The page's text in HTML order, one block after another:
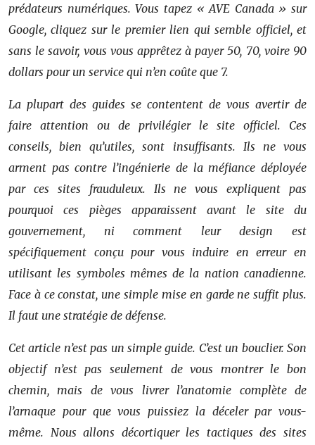
prédateurs numériques. Vous tapez « AVE Canada » sur
Google, cliquez sur le premier lien qui semble officiel, et
sans le savoir, vous vous apprêtez à payer 50, 70, voire 90
dollars pour un service qui n’en coûte que 7.
La plupart des guides se contentent de vous avertir de
faire attention ou de privilégier le site officiel. Ces
conseils, bien qu’utiles, sont insuffisants. Ils ne vous
arment pas contre l’ingénierie de la méfiance déployée
par ces sites frauduleux. Ils ne vous expliquent pas
pourquoi ces pièges apparaissent avant le site du
gouvernement, ni comment leur design est
spécifiquement conçu pour vous induire en erreur en
utilisant les symboles mêmes de la nation canadienne.
Face à ce constat, une simple mise en garde ne suffit plus.
Il faut une stratégie de défense.
Cet article n’est pas un simple guide. C’est un bouclier. Son
objectif n’est pas seulement de vous montrer le bon
chemin, mais de vous livrer l’anatomie complète de
l’arnaque pour que vous puissiez la déceler par vous-
même. Nous allons décortiquer les tactiques des sites